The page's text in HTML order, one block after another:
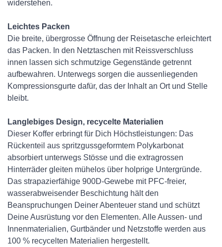
widerstehen.
Leichtes Packen
Die breite, übergrosse Öffnung der Reisetasche erleichtert
das Packen. In den Netztaschen mit Reissverschluss
innen lassen sich schmutzige Gegenstände getrennt
aufbewahren. Unterwegs sorgen die aussenliegenden
Kompressionsgurte dafür, das der Inhalt an Ort und Stelle
bleibt.
Langlebiges Design, recycelte Materialien
Dieser Koffer erbringt für Dich Höchstleistungen: Das
Rückenteil aus spritzgussgeformtem Polykarbonat
absorbiert unterwegs Stösse und die extragrossen
Hinterräder gleiten mühelos über holprige Untergründe.
Das strapazierfähige 900D-Gewebe mit PFC-freier,
wasserabweisender Beschichtung hält den
Beanspruchungen Deiner Abenteuer stand und schützt
Deine Ausrüstung vor den Elementen. Alle Aussen- und
Innenmaterialien, Gurtbänder und Netzstoffe werden aus
100 % recycelten Materialien hergestellt.